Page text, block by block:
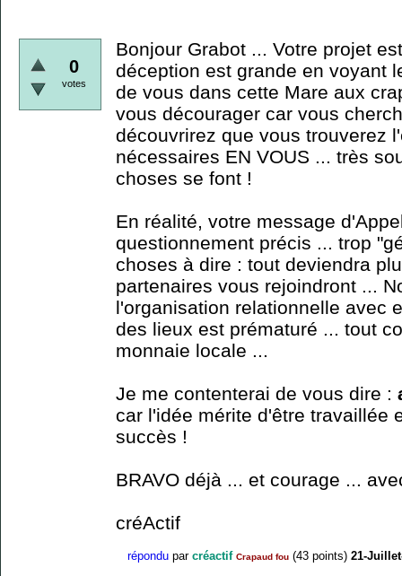
0
votes
Bonjour Grabot ... Votre projet
déception est grande en voyant
de vous dans cette Mare aux
vous décourager car vous
découvrirez que vous trouverez
nécessaires EN VOUS ... très
choses se font !
En réalité, votre message
questionnement précis ... trop
choses à dire : tout deviendra
partenaires vous rejoindront ...
l'organisation relationnelle avec
des lieux est prématuré ... tout
monnaie locale ...
Je me contenterai de vous dire :
car l'idée mérite d'être travaillée
succès !
BRAVO déjà ... et courage ...
créActif
répondu par créactif Crapaud fou (43 points) 21-